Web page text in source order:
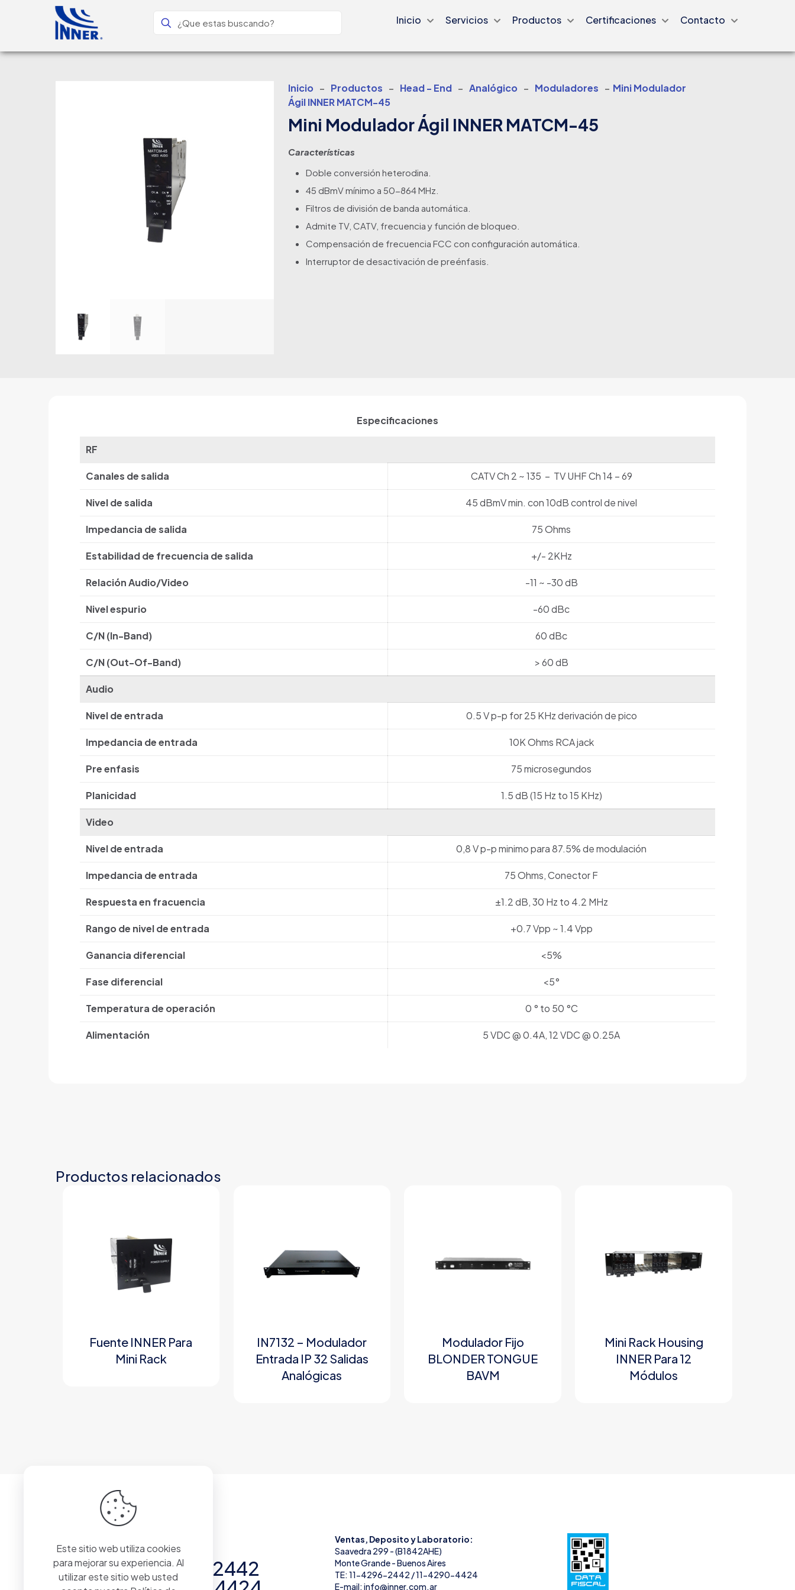
Inicio Servicios Productos Certificaciones Contacto
Inicio - Productos - Head - End - Analógico - Moduladores - Mini Modulador
Ágil INNER MATCM-45
Mini Modulador Ágil INNER MATCM-45
Características
Doble conversión heterodina.
45 dBmV mínimo a 50-864 MHz.
Filtros de división de banda automática.
Admite TV, CATV, frecuencia y función de bloqueo.
Compensación de frecuencia FCC con configuración automática.
Interruptor de desactivación de preénfasis.
Especificaciones
RF
Canales de salida CATV Ch 2 ~ 135 – TV UHF Ch 14 – 69
Nivel de salida 45 dBmV min. con 10dB control de nivel
Impedancia de salida 75 Ohms
Estabilidad de frecuencia de salida +/- 2KHz
Relación Audio/Video -11 ~ -30 dB
Nivel espurio -60 dBc
C/N (In-Band) 60 dBc
C/N (Out-Of-Band) > 60 dB
Audio
Nivel de entrada 0.5 V p-p for 25 KHz derivación de pico
Impedancia de entrada 10K Ohms RCA jack
Pre enfasis 75 microsegundos
Planicidad 1.5 dB (15 Hz to 15 KHz)
Video
Nivel de entrada 0,8 V p-p minimo para 87.5% de modulación
Impedancia de entrada 75 Ohms, Conector F
Respuesta en fracuencia ±1.2 dB, 30 Hz to 4.2 MHz
Rango de nivel de entrada +0.7 Vpp ~ 1.4 Vpp
Ganancia diferencial <5%
Fase diferencial <5°
Temperatura de operación 0 ° to 50 °C
Alimentación 5 VDC @ 0.4A, 12 VDC @ 0.25A
Productos relacionados
Fuente INNER Para
Mini Rack
IN7132 – Modulador
Entrada IP 32 Salidas
Analógicas
Modulador Fijo
BLONDER TONGUE
BAVM
Mini Rack Housing
INNER Para 12
Módulos
(011) 4296-2442
Ventas, Deposito y Laboratorio:
Saavedra 299 - (B1842AHE)
Monte Grande - Buenos Aires
TE: 11-4296-2442 / 11-4290-4424
E-mail: info@inner.com.ar
Este sitio web utiliza cookies
para mejorar su experiencia. Al
utilizar este sitio web usted